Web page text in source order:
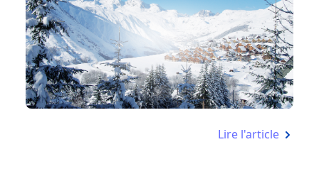
Lire l'article